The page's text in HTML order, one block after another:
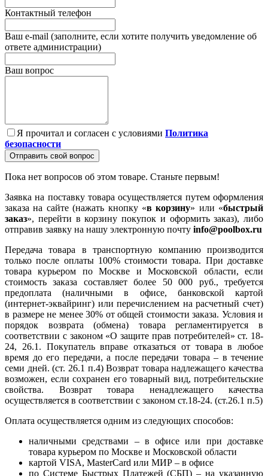
Контактный телефон
Ваш e-mail (заполните, если хотите получить уведомление об
ответе администрации)
Ваш вопрос
Я прочитал и согласен с условиями Политика
безопасности
Отправить свой вопрос
Пока нет вопросов об этом товаре. Станьте первым!
Заявка на поставку товара осуществляется путем оформления
заказа на сайте (нажать кнопку «в корзину» или «быстрый
заказ», перейти в корзину покупок и оформить заказ), либо
отправив заявку на нашу электронную почту info@poolbox.ru
Передача товара в транспортную компанию производится
только после оплаты 100% стоимости товара. При доставке
товара курьером по Москве и Московской области, если
стоимость заказа составляет более 50 000 руб., требуется
предоплата (наличными в офисе, банковской картой
(интернет-эквайринг) или перечислением на расчетный счет)
в размере не менее 30% от общей стоимости заказа. Условия и
порядок возврата (обмена) товара регламентируется в
соответствии с законом «О защите прав потребителей» ст. 18-
24, 26.1. Покупатель вправе отказаться от товара в любое
время до его передачи, а после передачи товара – в течение
семи дней. (ст. 26.1 п.4) Возврат товара надлежащего качества
возможен, если сохранен его товарный вид, потребительские
свойства. Возврат товара ненадлежащего качества
осуществляется в соответствии с законом ст.18-24. (ст.26.1 п.5)
Оплата осуществляется одним из следующих способов:
наличными средствами – в офисе или при доставке
товара курьером по Москве и Московской области
картой VISA, MasterCard или МИР – в офисе
по Системе Быстрых Платежей (СБП) – на указанную